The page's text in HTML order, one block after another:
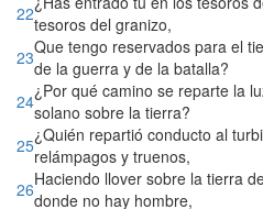
22tesoros del granizo,
23Que tengo reservados para el
de la guerra y de la batalla?
24¿Por qué camino se reparte la
solano sobre la tierra?
25¿Quién repartió conducto al
relámpagos y truenos,
26Haciendo llover sobre la tierra
donde no hay hombre,